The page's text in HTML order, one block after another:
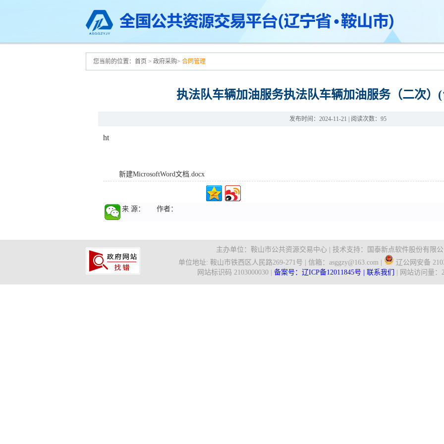
您当前的位置： 首页 > 政府采购> 合同管理
执法队车辆加油服务执法队车辆加油服务（二次）(
发布时间：2024-11-21 | 阅读次数： 95
ht
新建MicrosoftWord文档.docx
来 源： 作者：
主办单位：鞍山市公共资源交易中心 | 技术支持：国泰新点软件股份有限公
单位地址: 鞍山市铁西区人民路269-271号 | 信箱：asggzy@163.com |
辽公网安备
网站标识码 2103000030 | 备案号：辽ICP备12011845号 | 联系我们 | 网站访问量：